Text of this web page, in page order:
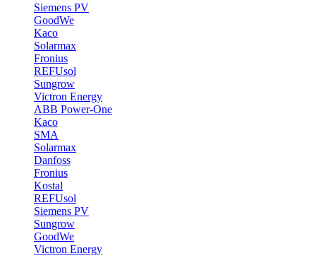
Siemens PV
GoodWe
Kaco
Solarmax
Fronius
REFUsol
Sungrow
Victron Energy
ABB Power-One
Kaco
SMA
Solarmax
Danfoss
Fronius
Kostal
REFUsol
Siemens PV
Sungrow
GoodWe
Victron Energy